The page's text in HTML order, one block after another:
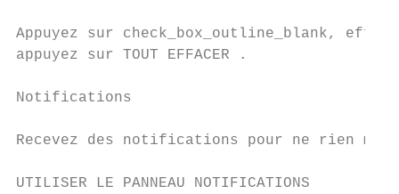
Appuyez sur check_box_outline_blank,
appuyez sur TOUT EFFACER .
Notifications
Recevez des notifications pour ne rien
UTILISER LE PANNEAU NOTIFICATIONS